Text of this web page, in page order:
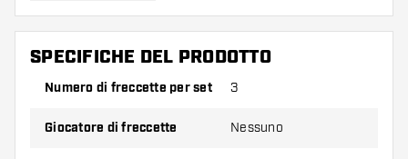
numero di alette e di astine. Questi possono
danneggiarsi o rompersi con l'uso.
spessore diverso di alette per scoprire quale
SPECIFICHE DEL PRODOTTO
Numero di freccette per set 3
Giocatore di freccette Nessuno